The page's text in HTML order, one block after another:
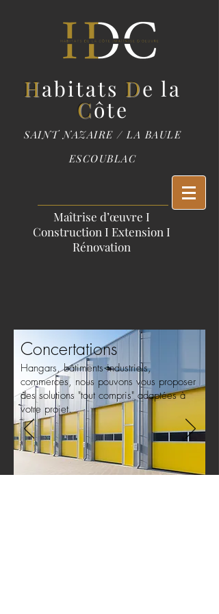
Habitats De la
Côte
SAINT NAZAIRE / LA BAULE
ESCOUBLAC
Maîtrise d’œuvre I
Construction I Extension I
Rénovation
Concertations
Hangars, bâtiments industriels,
commerces, nous pouvons vous proposer
des solutions "tout compris" adaptées à
votre projet.